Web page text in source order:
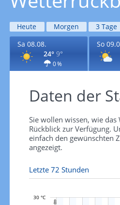
Heute Morgen 3 Tage
Sa 08.08.
24° 9°
0 %
So
Daten der
Sie wollen wissen, wie
Rückblick zur Verfügung.
einfach den gewünschten
angezeigt.

30 °C